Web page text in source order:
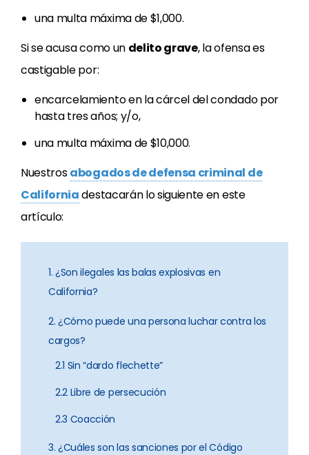
una multa máxima de $1,000.
Si se acusa como un delito grave, la ofensa es
castigable por:
encarcelamiento en la cárcel del condado por
hasta tres años; y/o,
una multa máxima de $10,000.
Nuestrosabogados de defensa criminal de
Californiadestacarán lo siguiente en este
artículo:
1. ¿Son ilegales las balas explosivas en
California?
2. ¿Cómo puede una persona luchar contra los
cargos?
2.1 Sin “dardo flechette”
2.2 Libre de persecución
2.3 Coacción
3. ¿Cuáles son las sanciones por el Código